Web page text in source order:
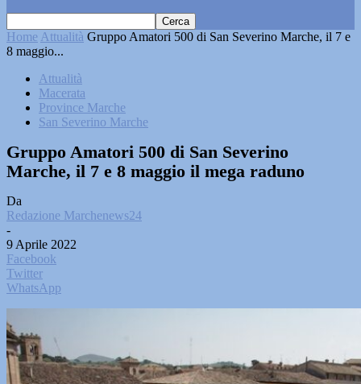
Home Attualità Gruppo Amatori 500 di San Severino Marche, il 7 e
8 maggio...
Attualità
Macerata
Province Marche
San Severino Marche
Gruppo Amatori 500 di San Severino
Marche, il 7 e 8 maggio il mega raduno
Da
Redazione Marchenews24
-
9 Aprile 2022
Facebook
Twitter
WhatsApp